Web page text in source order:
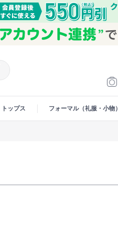
トップス フォーマル（礼服・小物）